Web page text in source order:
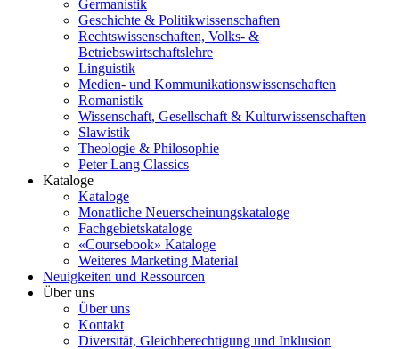
Germanistik
Geschichte & Politikwissenschaften
Rechtswissenschaften, Volks- &
Betriebswirtschaftslehre
Linguistik
Medien- und Kommunikationswissenschaften
Romanistik
Wissenschaft, Gesellschaft & Kulturwissenschaften
Slawistik
Theologie & Philosophie
Peter Lang Classics
Kataloge
Kataloge
Monatliche Neuerscheinungskataloge
Fachgebietskataloge
«Coursebook» Kataloge
Weiteres Marketing Material
Neuigkeiten und Ressourcen
Über uns
Über uns
Kontakt
Diversität, Gleichberechtigung und Inklusion